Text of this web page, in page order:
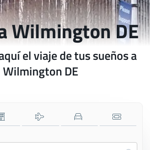
Wilmington DE
el viaje de tus sueños a
Wilmington DE